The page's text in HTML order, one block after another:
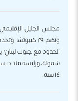
مجلس الجليل الإقليمي
وتضم ٢٩
١٤ سنة.